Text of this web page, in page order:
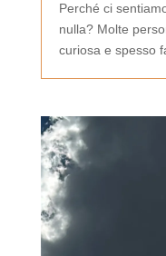
Perché ci
nulla? Molte
curiosa e spesso